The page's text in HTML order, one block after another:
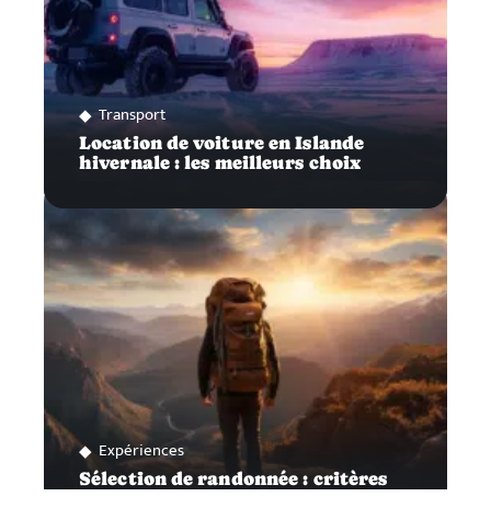
Transport
Location de voiture en Islande
hivernale : les meilleurs choix
Expériences
Sélection de randonnée : critères